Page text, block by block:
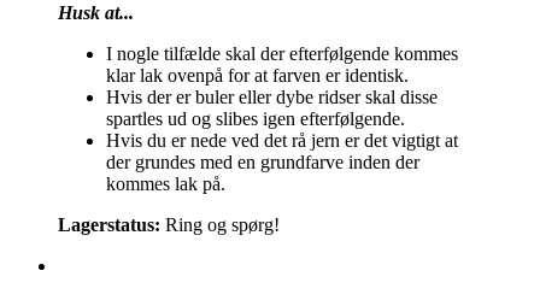
Husk at...
I nogle tilfælde skal der efterfølgende kommes
klar lak ovenpå for at farven er identisk.
Hvis der er buler eller dybe ridser skal disse
spartles ud og slibes igen efterfølgende.
Hvis du er nede ved det rå jern er det vigtigt at
der grundes med en grundfarve inden der
kommes lak på.
Lagerstatus: Ring og spørg!